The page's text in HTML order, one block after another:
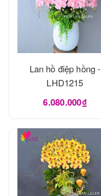
Lan hồ điệp hồng -
LHD1215
6.080.000₫